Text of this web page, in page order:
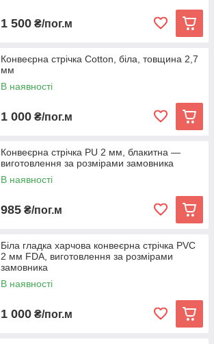
1 500 ₴/пог.м
Конвеєрна стрічка Cotton, біла, товщина 2,7
мм
В наявності
1 000 ₴/пог.м
Конвеєрна стрічка PU 2 мм, блакитна —
виготовлення за розмірами замовника
В наявності
985 ₴/пог.м
Біла гладка харчова конвеєрна стрічка PVC
2 мм FDA, виготовлення за розмірами
замовника
В наявності
1 000 ₴/пог.м